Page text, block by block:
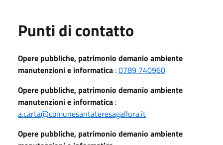
Punti di contatto
Opere pubbliche, patrimonio demanio ambiente
manutenzioni e informatica :0789 740960
Opere pubbliche, patrimonio demanio ambiente
manutenzioni e informatica :
a.carta@comunesantateresagallura.it
Opere pubbliche, patrimonio demanio ambiente